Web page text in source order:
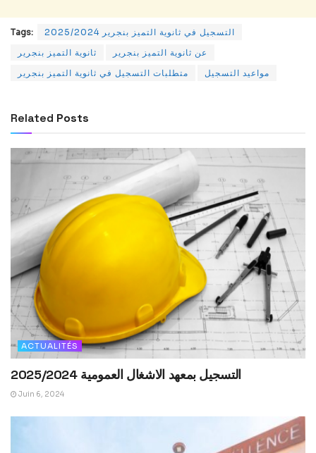
Tags:
التسجيل في ثانوية التميز بنجرير 2025/2024
ثانوية التميز بنجرير
عن ثانوية التميز بنجرير
متطلبات التسجيل في ثانوية التميز بنجرير
مواعيد التسجيل
Related Posts
ACTUALITÉS
التسجيل بمعهد الاشغال العمومية 2025/2024
Juin 6, 2024